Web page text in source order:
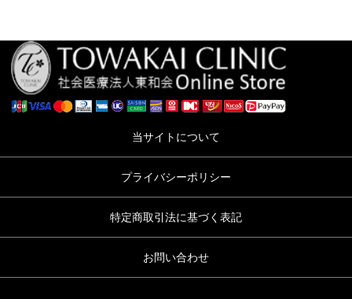
当サイトについて
プライバシーポリシー
特定商取引法に基づく表記
お問い合わせ